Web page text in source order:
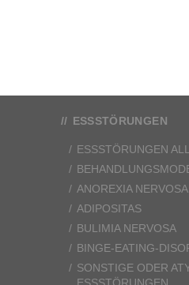
ESSSTÖRUNGEN
ESSSTÖRUNGEN
ANOREXIA NERVOSA
ADIPOSITAS
BULIMIA NERVOSA
BINGE-EATING-
SONSTIGE ODER